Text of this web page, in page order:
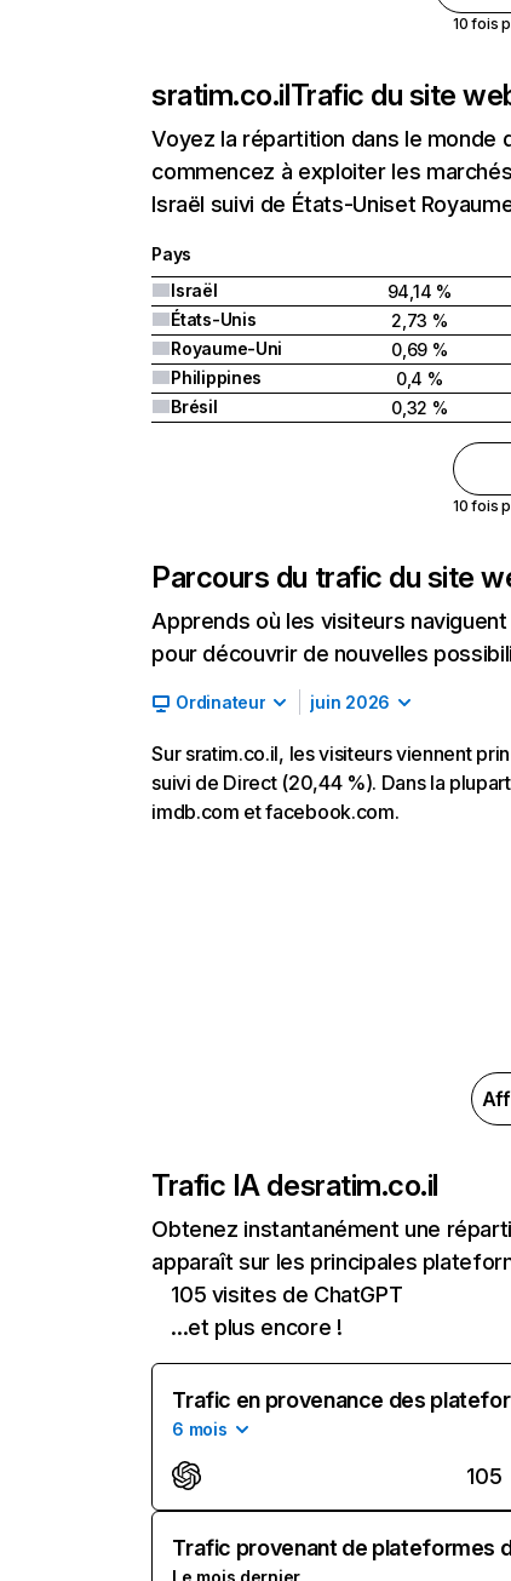
10 fois
sratim.co.ilTrafic du site
Voyez la répartition dans le
commencez à exploiter les
Israël suivi de États-Uniset
Pays
Israël
94,14 %
États-Unis
2,73 %
Royaume-Uni
0,69 %
Philippines
0,4 %
Brésil
0,32 %
10 fois
Parcours du trafic du site
Apprends où les visiteurs
pour découvrir de nouvelles
Ordinateur juin 2026
Sur sratim.co.il, les visiteurs viennent
suivi de Direct (20,44 %). Dans la
imdb.com et facebook.com.
Trafic IA desratim.co.il
Obtenez instantanément une
apparaît sur les principales
105 visites de ChatGPT
...et plus encore !
Trafic en provenance des
6 mois
105
Trafic provenant de plateformes
Le mois dernier